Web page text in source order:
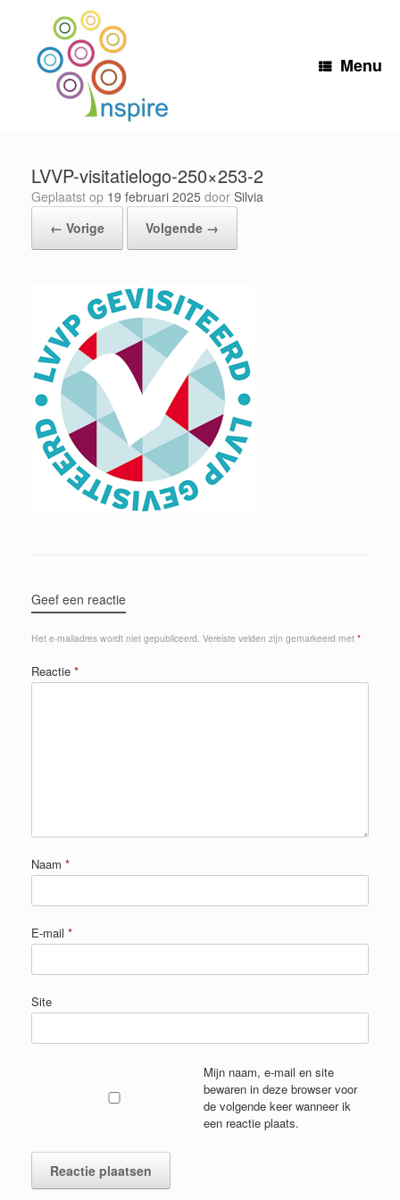
Menu
LVVP-visitatielogo-250×253-2
Geplaatst op 19 februari 2025 door Silvia
← Vorige
Volgende →
Geef een reactie
Het e-mailadres wordt niet gepubliceerd. Vereiste velden zijn gemarkeerd met *
Reactie *
Naam *
E-mail *
Site
Mijn naam, e-mail en site
bewaren in deze browser voor
de volgende keer wanneer ik
een reactie plaats.